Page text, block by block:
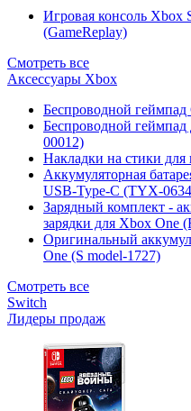
Игровая консоль Xbox
(GameReplay)
Смотреть все
Аксессуары Xbox
Беспроводной
Беспроводной
00012)
Накладки на стики
Аккумуляторная
USB-Type-C (TYX-
Зарядный комплект -
зарядки для Xbox One
Оригинальный
One (S model-1727)
Смотреть все
Switch
Лидеры продаж